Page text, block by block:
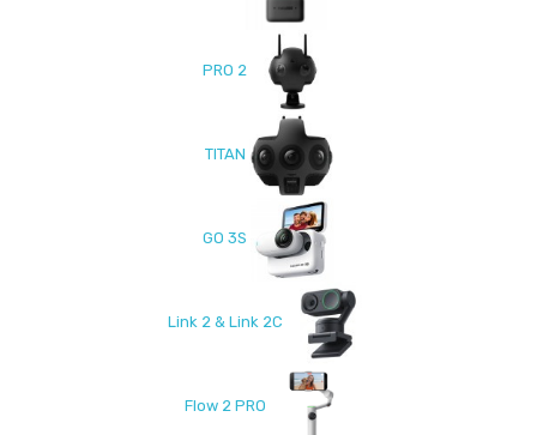
PRO 2
TITAN
GO 3S
Link 2 & Link 2C
Flow 2 PRO